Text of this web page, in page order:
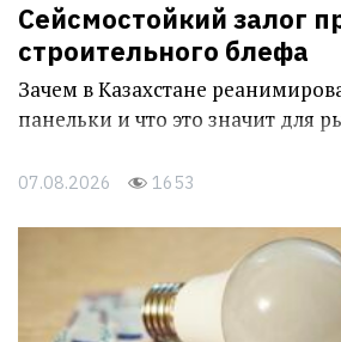
Сейсмостойкий залог
строительного блефа
Зачем в Казахстане
панельки и что это значит для
07.08.2026 1653